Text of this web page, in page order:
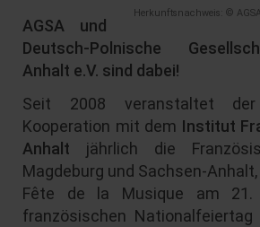
Herkunftsnachweis: ©
AGSA und
Deutsch-Polnische
Anhalt e.V. sind dabei!
Seit 2008 veranstaltet
Kooperation mit dem Institut
Anhalt jährlich die
Magdeburg und Sachsen-
Fête de la Musique am
französischen